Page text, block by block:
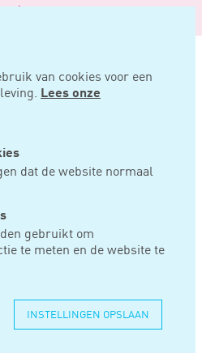
van cookies voor een
Lees onze
dat de website normaal
gebruikt om
te meten en de website te
INSTELLINGEN OPSLAAN